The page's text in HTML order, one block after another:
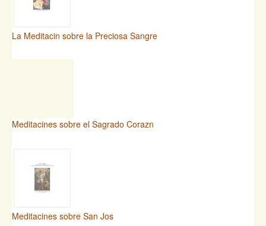
La Meditacin sobre la Preciosa Sangre
Meditacines sobre el Sagrado Corazn
Meditacines sobre San Jos